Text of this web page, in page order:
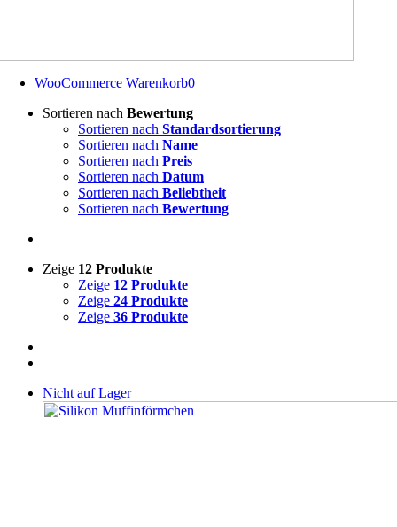
WooCommerce Warenkorb0
Sortieren nach Bewertung
Sortieren nach Standardsortierung
Sortieren nach Name
Sortieren nach Preis
Sortieren nach Datum
Sortieren nach Beliebtheit
Sortieren nach Bewertung
Zeige 12 Produkte
Zeige 12 Produkte
Zeige 24 Produkte
Zeige 36 Produkte
Nicht auf Lager